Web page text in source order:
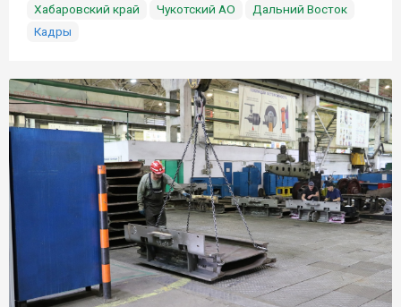
Хабаровский край
Чукотский АО
Дальний Восток
Кадры